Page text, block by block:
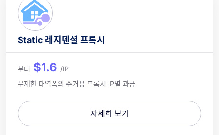
Static 레지덴셜 프록시
부터 $1.6 /IP
무제한 대역폭의 주거용 프록시 IP별 과금
자세히 보기